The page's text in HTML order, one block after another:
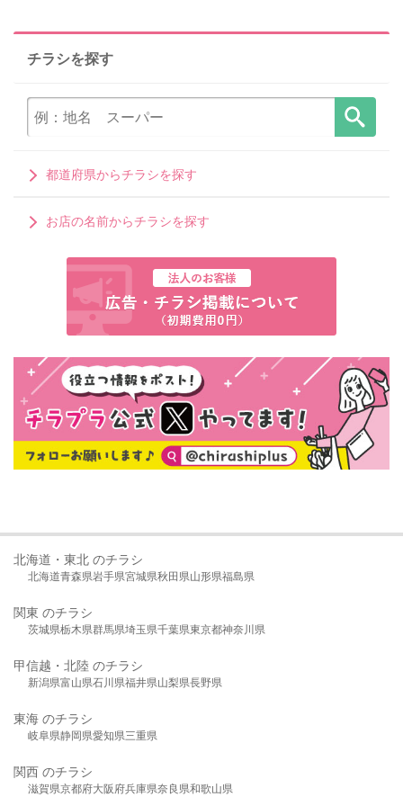
チラシを探す
都道府県からチラシを探す
お店の名前からチラシを探す
北海道・東北 のチラシ
北海道青森県岩手県宮城県秋田県山形県福島県
関東 のチラシ
茨城県栃木県群馬県埼玉県千葉県東京都神奈川県
甲信越・北陸 のチラシ
新潟県富山県石川県福井県山梨県長野県
東海 のチラシ
岐阜県静岡県愛知県三重県
関西 のチラシ
滋賀県京都府大阪府兵庫県奈良県和歌山県